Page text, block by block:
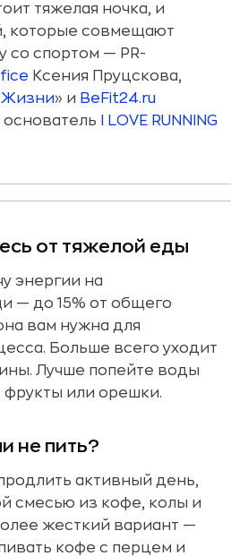
тяжелая ночка, и
которые совмещают
со спортом — PR-
Ксения Пруцскова,
Жизни» и BeFit24.ru
I LOVE RUNNING
от тяжелой еды
энергии на
— до 15% от общего
вам нужна для
Больше всего уходит
Лучше попейте воды
фрукты или орешки.
не пить?
активный день,
смесью из кофе, колы и
жесткий вариант —
кофе с перцем и